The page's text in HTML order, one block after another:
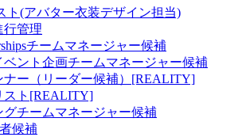
ト(アバター衣装デザイン担当)
行管理
チームマネージャー候補
ベント企画チームマネージャー候補
ナー（リーダー候補）[REALITY]
スト[REALITY]
グチームマネージャー候補
候補